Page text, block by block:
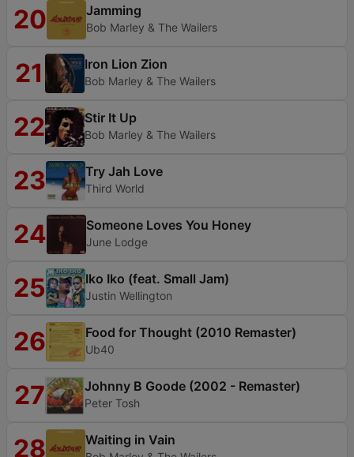
20 Jamming
Bob Marley & The Wailers
21 Iron Lion Zion
Bob Marley & The Wailers
22 Stir It Up
Bob Marley & The Wailers
23 Try Jah Love
Third World
24 Someone Loves You Honey
June Lodge
25 Iko Iko (feat. Small Jam)
Justin Wellington
26 Food for Thought (2010 Remaster)
Ub40
27 Johnny B Goode (2002 - Remaster)
Peter Tosh
28 Waiting in Vain